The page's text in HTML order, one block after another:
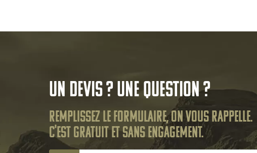
Un devis ? Une question ?
Remplissez le formulaire, on vous rappelle.
C'est gratuit et sans engagement.